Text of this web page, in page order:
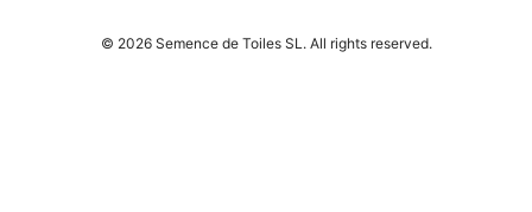
© 2026 Semence de Toiles SL. All rights reserved.